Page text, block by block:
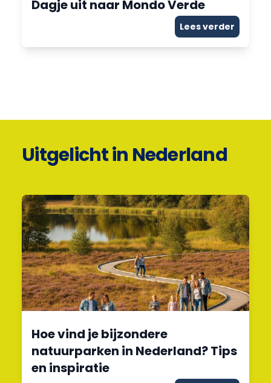
Dagje uit naar Mondo Verde
Lees verder
Uitgelicht in Nederland
Hoe vind je bijzondere
natuurparken in Nederland? Tips
en inspiratie